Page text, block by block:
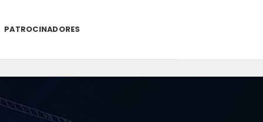
PATROCINADORES